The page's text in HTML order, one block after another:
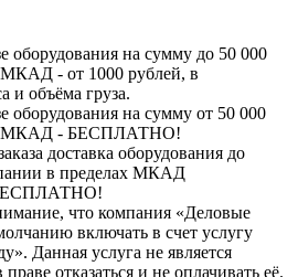
оборудования на сумму до 50 000
МКАД - от 1000 рублей, в
и объёма груза.
оборудования на сумму от 50 000
МКАД - БЕСПЛАТНО!
доставка оборудования до
в пределах МКАД
БЕСПЛАТНО!
что компания «Деловые
включать в счет услугу
Данная услуга не является
отказаться и не оплачивать её.